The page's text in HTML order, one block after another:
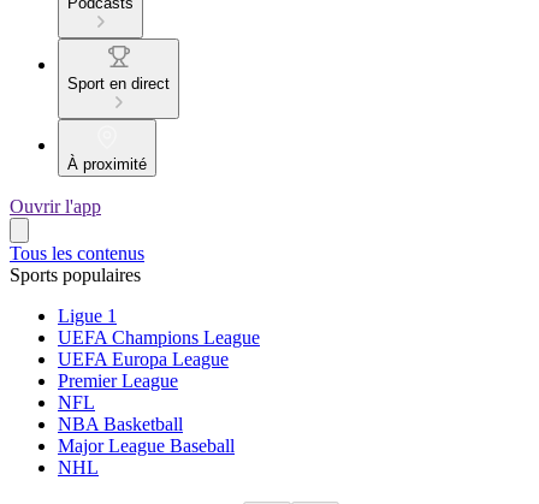
Sport en direct
À proximité
Ouvrir l'app
Tous les contenus
Sports populaires
Ligue 1
UEFA Champions League
UEFA Europa League
Premier League
NFL
NBA Basketball
Major League Baseball
NHL